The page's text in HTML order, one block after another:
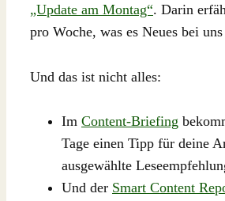
„Update am Montag“. Darin
pro Woche, was es Neues bei
Und das ist nicht alles:
Im Content-Briefing
Tage einen Tipp für deine
ausgewählte
Und der Smart Content